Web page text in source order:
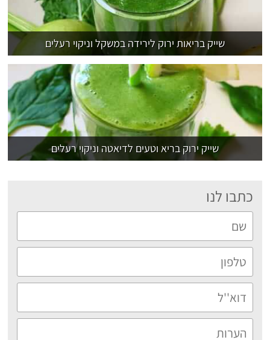
שייק בריאות ירוק לירידה במשקל וניקוי רעלים
שייק ירוק בריא וטעים לדיאטה וניקוי רעלים
כתבו לנו